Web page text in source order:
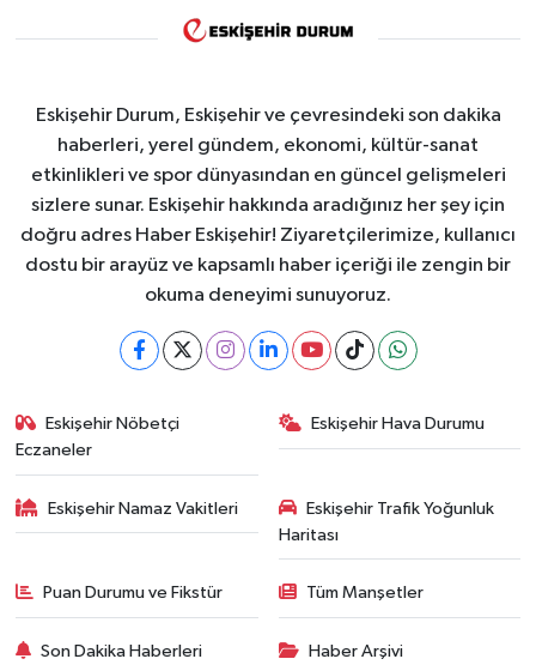
Eskişehir Durum, Eskişehir ve çevresindeki son dakika
haberleri, yerel gündem, ekonomi, kültür-sanat
etkinlikleri ve spor dünyasından en güncel gelişmeleri
sizlere sunar. Eskişehir hakkında aradığınız her şey için
doğru adres Haber Eskişehir! Ziyaretçilerimize, kullanıcı
dostu bir arayüz ve kapsamlı haber içeriği ile zengin bir
okuma deneyimi sunuyoruz.
Eskişehir Nöbetçi
Eczaneler
Eskişehir Hava Durumu
Eskişehir Namaz Vakitleri
Eskişehir Trafik Yoğunluk
Haritası
Puan Durumu ve Fikstür Tüm Manşetler
Son Dakika Haberleri Haber Arşivi